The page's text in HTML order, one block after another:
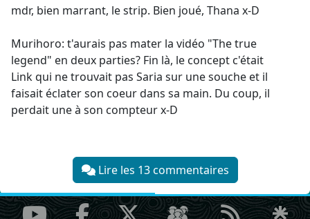
mdr, bien marrant, le strip. Bien joué, Thana x-D
Murihoro: t'aurais pas mater la vidéo "The true
legend" en deux parties? Fin là, le concept c'était
Link qui ne trouvait pas Saria sur une souche et il
faisait éclater son coeur dans sa main. Du coup, il
perdait une à son compteur x-D
Lire les 13 commentaires